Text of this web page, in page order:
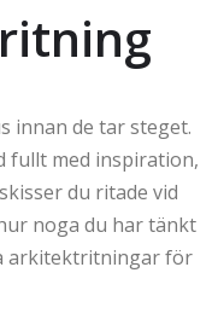
innan de tar steget.
fullt med inspiration,
du ritade vid
noga du har tänkt
arkitektritningar för